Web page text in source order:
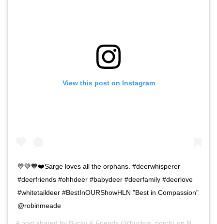
View this post on Instagram
💛💚💙❤️Sarge loves all the orphans. #deerwhisperer
#deerfriends #ohhdeer #babydeer #deerfamily #deerlove
#whitetaildeer #BestInOURShowHLN "Best in Compassion"
@robinmeade